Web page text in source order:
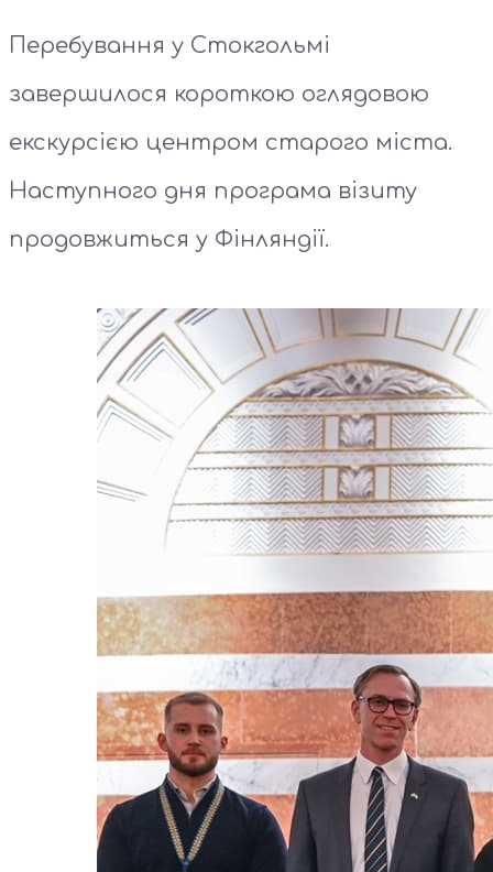
Перебування у Стокгольмі
завершилося короткою оглядовою
екскурсією центром старого міста.
Наступного дня програма візиту
продовжиться у Фінляндії.